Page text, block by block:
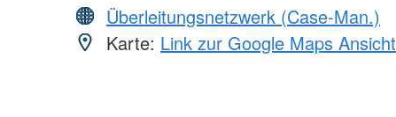
Überleitungsnetzwerk (Case-Man.)
Karte: Link zur Google Maps Ansicht